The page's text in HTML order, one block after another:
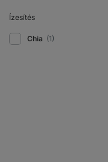
Ízesítés
Chia (1)